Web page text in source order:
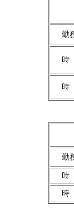
勤
時
時
勤
時
時